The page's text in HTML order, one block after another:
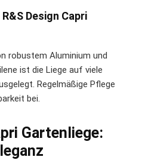
Design Capri
robustem Aluminium und
ist die Liege auf viele
Regelmäßige Pflege
bei.
Gartenliege: